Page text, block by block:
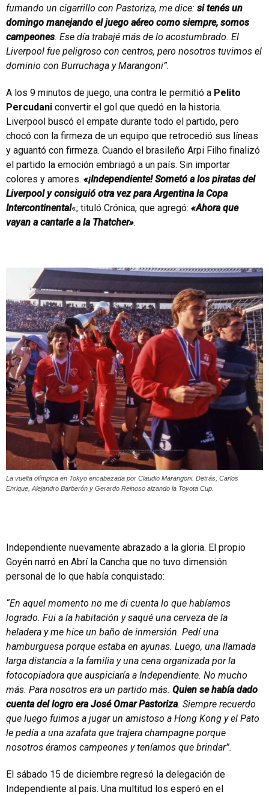
fumando un cigarrillo con Pastoriza, me dice: si tenés un
domingo manejando el juego aéreo como siempre, somos
campeones. Ese día trabajé más de lo acostumbrado. El
Liverpool fue peligroso con centros, pero nosotros tuvimos el
dominio con Burruchaga y Marangoni”.
A los 9 minutos de juego, una contra le permitió a Pelito
Percudani convertir el gol que quedó en la historia.
Liverpool buscó el empate durante todo el partido, pero
chocó con la firmeza de un equipo que retrocedió sus líneas
y aguantó con firmeza. Cuando el brasileño Arpi Filho finalizó
el partido la emoción embriagó a un país. Sin importar
colores y amores. «¡Independiente! Sometó a los piratas del
Liverpool y consiguió otra vez para Argentina la Copa
Intercontinental«; tituló Crónica, que agregó: «Ahora que
vayan a cantarle a la Thatcher».
La vuelta olímpica en Tokyo encabezada por Claudio Marangoni. Detrás, Carlos
Enrique, Alejandro Barberón y Gerardo Reinoso alzando la Toyota Cup.
Independiente nuevamente abrazado a la gloria. El propio
Goyén narró en Abrí la Cancha que no tuvo dimensión
personal de lo que había conquistado:
“En aquel momento no me di cuenta lo que habíamos
logrado. Fui a la habitación y saqué una cerveza de la
heladera y me hice un baño de inmersión. Pedí una
hamburguesa porque estaba en ayunas. Luego, una llamada
larga distancia a la familia y una cena organizada por la
fotocopiadora que auspiciaría a Independiente. No mucho
más. Para nosotros era un partido más. Quien se había dado
cuenta del logro era José Omar Pastoriza. Siempre recuerdo
que luego fuimos a jugar un amistoso a Hong Kong y el Pato
le pedía a una azafata que trajera champagne porque
nosotros éramos campeones y teníamos que brindar”.
El sábado 15 de diciembre regresó la delegación de
Independiente al país. Una multitud los esperó en el